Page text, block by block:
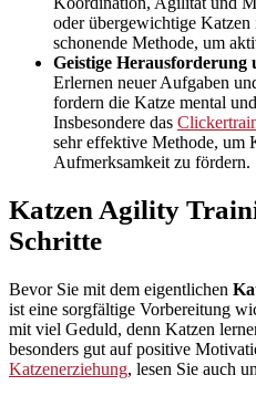
oder übergewichtige Katzen
schonende Methode, um
Geistige Herausforderung
Erlernen neuer Aufgaben
fordern die Katze mental
Insbesondere das
sehr effektive Methode, um
Aufmerksamkeit zu fördern.
Katzen Agility
Schritte
Bevor Sie mit dem eigentlichen
ist eine sorgfältige Vorbereitung
mit viel Geduld, denn Katzen
besonders gut auf positive
Katzenerziehung, lesen Sie auch